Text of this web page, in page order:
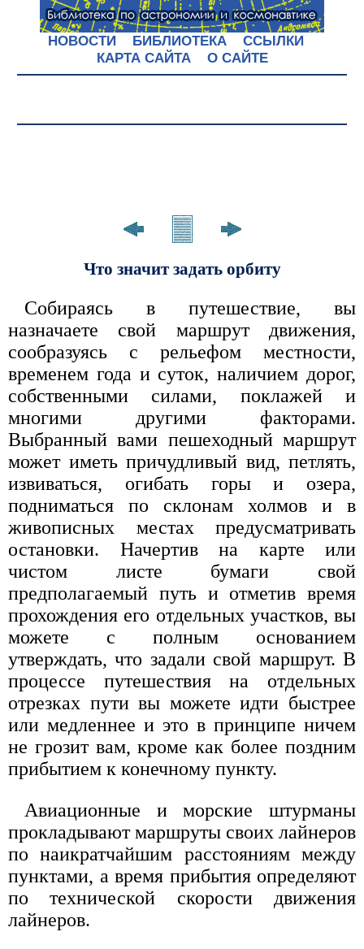
НОВОСТИ БИБЛИОТЕКА
ССЫЛКИ
КАРТА САЙТА
О САЙТЕ
Что значит задать орбиту
Собираясь в путешествие, вы
назначаете свой маршрут движения,
сообразуясь с рельефом местности,
временем года и суток, наличием дорог,
собственными силами, поклажей и
многими другими факторами.
Выбранный вами пешеходный маршрут
может иметь причудливый вид, петлять,
извиваться, огибать горы и озера,
подниматься по склонам холмов и в
живописных местах предусматривать
остановки. Начертив на карте или
чистом листе бумаги свой
предполагаемый путь и отметив время
прохождения его отдельных участков, вы
можете с полным основанием
утверждать, что задали свой маршрут. В
процессе путешествия на отдельных
отрезках пути вы можете идти быстрее
или медленнее и это в принципе ничем
не грозит вам, кроме как более поздним
прибытием к конечному пункту.
Авиационные и морские штурманы
прокладывают маршруты своих лайнеров
по наикратчайшим расстояниям между
пунктами, а время прибытия определяют
по технической скорости движения
лайнеров.